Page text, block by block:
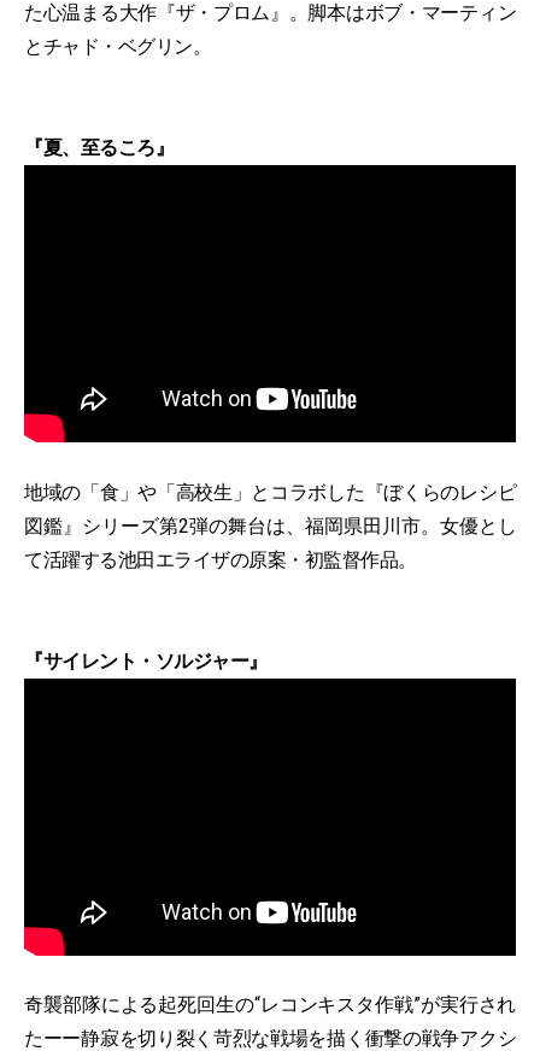
た心温まる大作『ザ・プロム』。脚本はボブ・マーティン
とチャド・ベグリン。
『夏、至るころ』
地域の「食」や「高校生」とコラボした『ぼくらのレシピ
図鑑』シリーズ第2弾の舞台は、福岡県田川市。女優とし
て活躍する池田エライザの原案・初監督作品。
『サイレント・ソルジャー』
奇襲部隊による起死回生の“レコンキスタ作戦”が実行され
たーー静寂を切り裂く苛烈な戦場を描く衝撃の戦争アクシ